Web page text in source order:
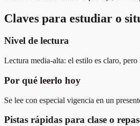
Claves para estudiar o
Nivel de lectura
Lectura media-alta: el estilo es claro,
Por qué leerlo hoy
Se lee con especial vigencia en un
Pistas rápidas para clase o